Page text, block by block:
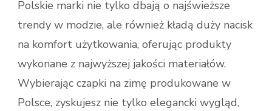
Polskie marki nie tylko dbają o najświeższe
trendy w modzie, ale również kładą duży nacisk
na komfort użytkowania, oferując produkty
wykonane z najwyższej jakości materiałów.
Wybierając czapki na zimę produkowane w
Polsce, zyskujesz nie tylko elegancki wygląd,